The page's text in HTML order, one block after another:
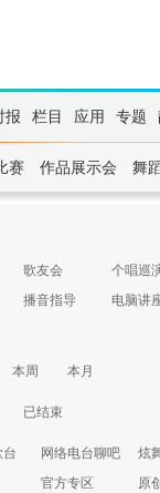
报 栏目 应用 专题
赛 作品展示会 舞
歌友会
个唱巡
播音指导
电脑讲
本周 本月
已结束
网络电台聊吧
炫
官方专区
原